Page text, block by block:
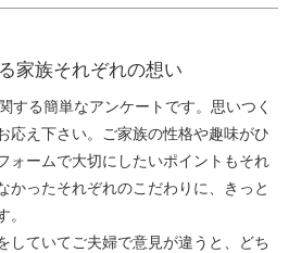
家族それぞれの想い
する簡単なアンケートです。思いつく
応え下さい。ご家族の性格や趣味がひ
ォームで大切にしたいポイントもそれ
かったそれぞれのこだわりに、きっと
。
していてご夫婦で意見が違うと、どち